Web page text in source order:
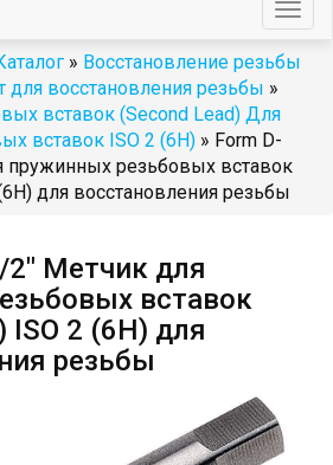
» Восстановление резьбы
для восстановления резьбы »
вставок (Second Lead) Для
вставок ISO 2 (6H) » Form D-
пружинных резьбовых вставок
для восстановления резьбы
2" Метчик для
вставок
ISO 2 (6H) для
резьбы